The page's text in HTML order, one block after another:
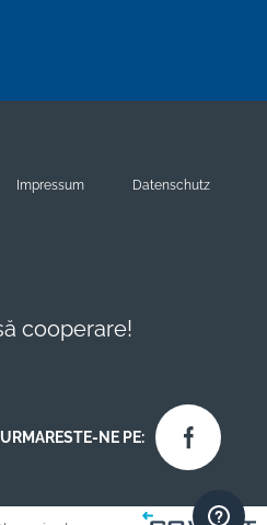
Impressum Datenschutz
cooperare!
URMARESTE-NE PE: